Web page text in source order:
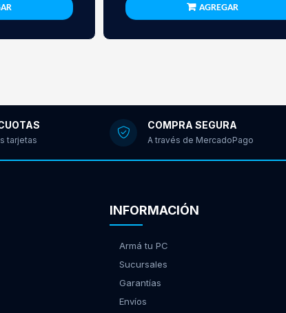
AGREGAR
tarjetas
COMPRA SEGURA
A través de MercadoPago
INFORMACIÓN
Armá tu PC
Sucursales
Garantías
Envíos